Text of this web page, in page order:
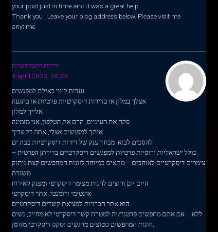
your post just in time and it was a great help.
Thank you ! Leave your blog address below. Please visit me
anytime.
דירות דחסקרטיות
4 april 2023, 19:30
נערות ליווי באילת למפגשים
אצלך במלון או בדירות דיסקרטיות פרטיות או בהגעה
פקח את העיניים, הרם את הטלפון, אני מזמינה
אותך למפגשים אצלי, אתה רק צריך
להסכים לבוא. מבחר ענק של דירות דיסקרטיות בבת ים
צימרים דיסקרטיים לאוהבים – מתאים במיוחד לזוגות המחפשים קצת ניתוק
משגרת
היום יום ורוצים להנות מצימר דיסקרטי ומפנק לאירוח
אינטימי ורומנטי. אתר דיסקרטי
הוא אתר הכרויות למציאת קשרים דיסקרטיים
ללא … אם אתם מחפשים פרטנר/ית למטרת קשר דיסקרטי לא מחייב, נשים